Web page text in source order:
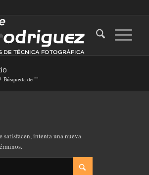
/ Búsqueda de ""
satisfacen, intenta una nueva